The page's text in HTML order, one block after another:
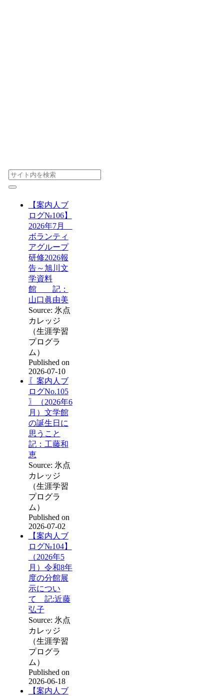
【案内人ブ
ログ№106】
2026年7月
ボランティ
アグループ
研修2026報
告～旭川文
学資料
館 記：
山口眞由美
Source: 氷点
カレッジ
（生涯学習
プログラ
ム）
Published on
2026-07-10
〖案内人ブ
ログNo.105
〗（2026年6
月）文学館
の誕生日に
思うこと
記：工藤和
恵
Source: 氷点
カレッジ
（生涯学習
プログラ
ム）
Published on
2026-07-02
【案内人ブ
ログ№104】
（2026年5
月）令和8年
度の分館展
示につい
て 記:近藤
弘子
Source: 氷点
カレッジ
（生涯学習
プログラ
ム）
Published on
2026-06-18
【案内人ブ